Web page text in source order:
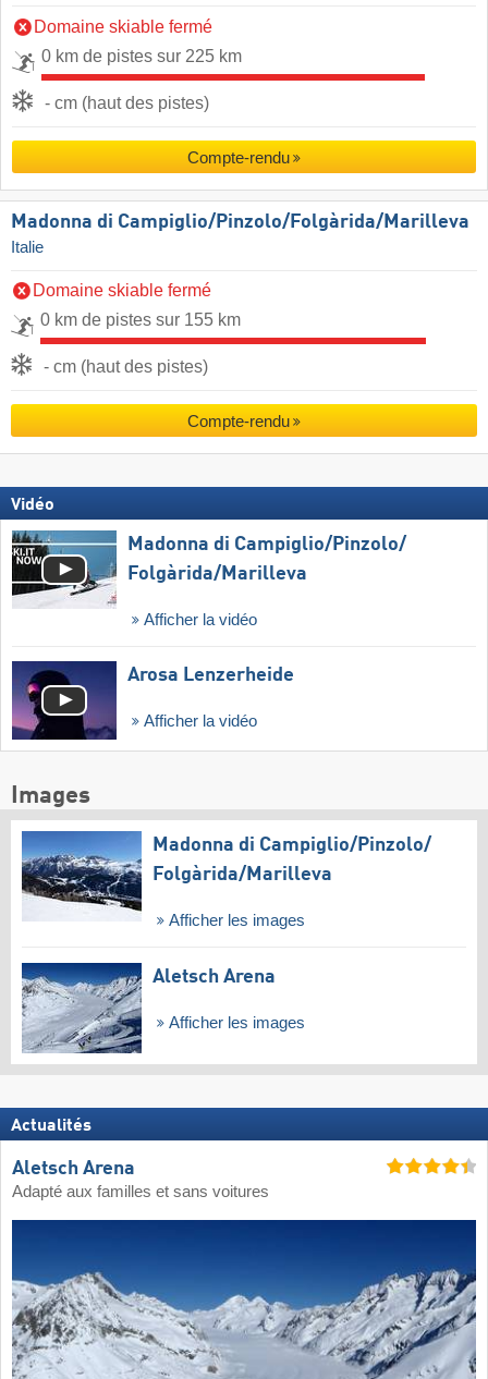
Domaine skiable fermé
0 km de pistes sur 225 km
- cm (haut des pistes)
Compte-rendu
Madonna di Campiglio/​Pinzolo/​Folgàrida/​Marilleva
Italie
Domaine skiable fermé
0 km de pistes sur 155 km
- cm (haut des pistes)
Compte-rendu
Vidéo
Madonna di Campiglio/​Pinzolo/​
Folgàrida/​Marilleva
Afficher la vidéo
Arosa Lenzerheide
Afficher la vidéo
Images
Madonna di Campiglio/​Pinzolo/​
Folgàrida/​Marilleva
Afficher les images
Aletsch Arena
Afficher les images
Actualités
Aletsch Arena
Adapté aux familles et sans voitures